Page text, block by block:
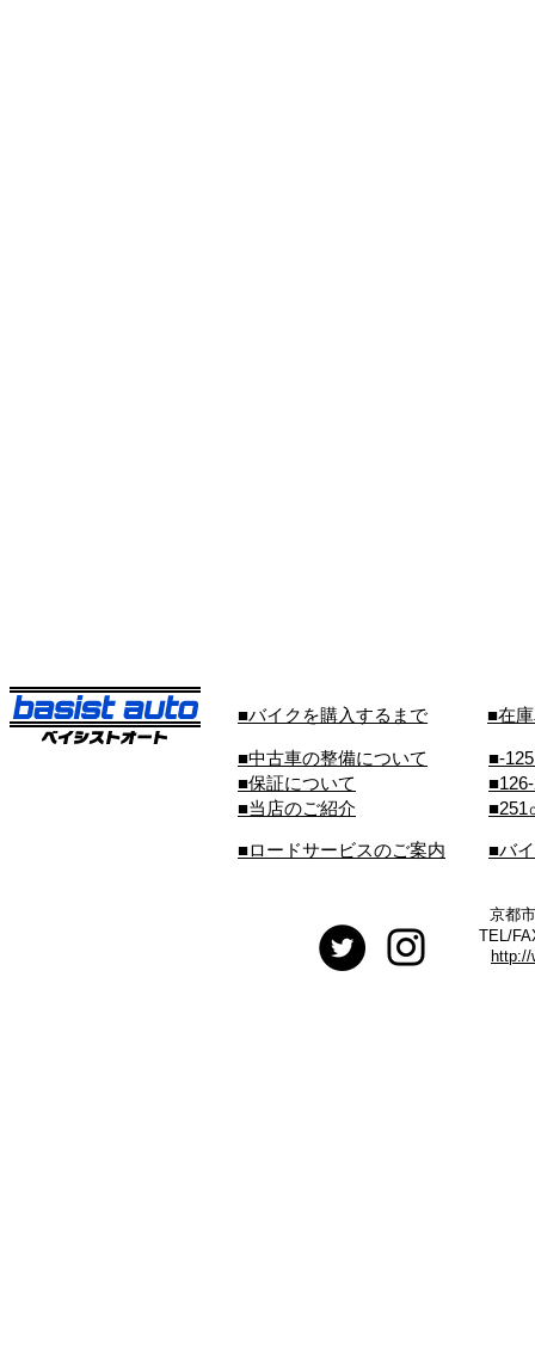
■バイクを購入するまで ■在
■中古車の整備について
■保証について
■当店のご紹介
■-
■251
■ロードサービスのご案内 ■バ
京都
TEL/